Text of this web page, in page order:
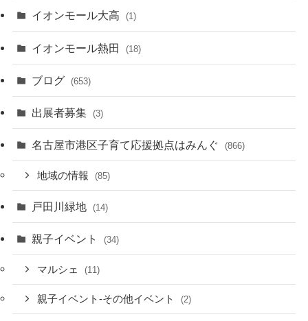
イオンモール大高 (1)
イオンモール熱田 (18)
ブログ (653)
出展者募集 (3)
名古屋市港区子育て応援拠点はみんぐ (866)
地域の情報 (85)
戸田川緑地 (14)
親子イベント (34)
マルシェ (11)
親子イベント-その他イベント (2)